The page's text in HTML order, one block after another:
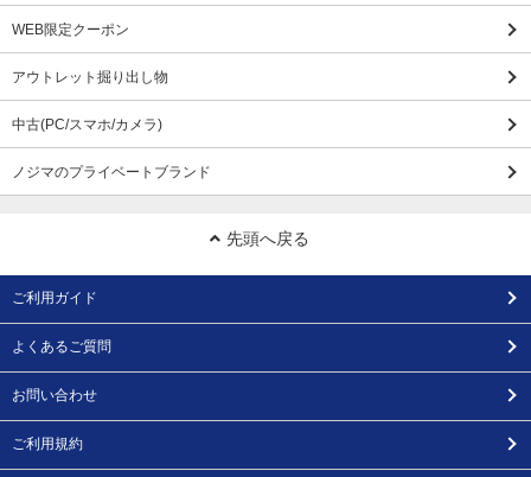
WEB限定クーポン
アウトレット掘り出し物
中古(PC/スマホ/カメラ)
ノジマのプライベートブランド
先頭へ戻る
ご利用ガイド
よくあるご質問
お問い合わせ
ご利用規約